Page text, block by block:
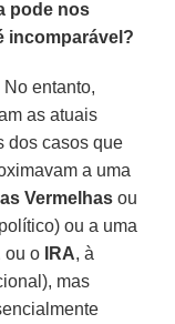
pode nos
incomparável?
entanto,
as atuais
dos casos que
a uma
Vermelhas ou
ou a uma
ou o IRA, à
mas